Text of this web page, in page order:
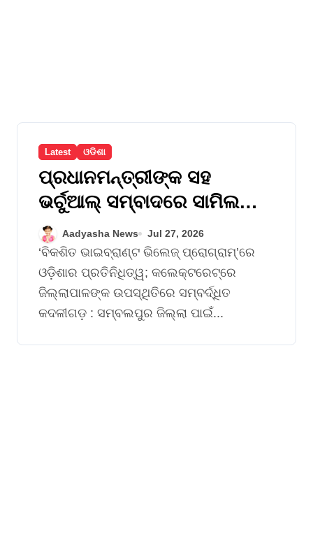
Latest ଓଡିଶା
ପ୍ରଧାନମନ୍ତ୍ରୀଙ୍କ ସହ
ଭର୍ଚୁଆଲ୍ ସମ୍ବାଦରେ ସାମିଲ
ହେଲେ ସମ୍ବଲପୁରର
ଅଖିଳେନ୍ଦ୍ର ଶାସନୀ
Aadyasha News Jul 27, 2026
‘ବିକଶିତ ଭାଇବ୍ରାଣ୍ଟ ଭିଲେଜ୍ ପ୍ରୋଗ୍ରାମ୍’ରେ
ଓଡ଼ିଶାର ପ୍ରତିନିଧିତ୍ୱ; କଲେକ୍ଟରେଟ୍‌ରେ
ଜିଲ୍ଲାପାଳଙ୍କ ଉପସ୍ଥିତିରେ ସମ୍ବର୍ଦ୍ଧିତ
କଦଳୀଗଡ଼ : ସମ୍ବଲପୁର ଜିଲ୍ଲା ପାଇଁ...